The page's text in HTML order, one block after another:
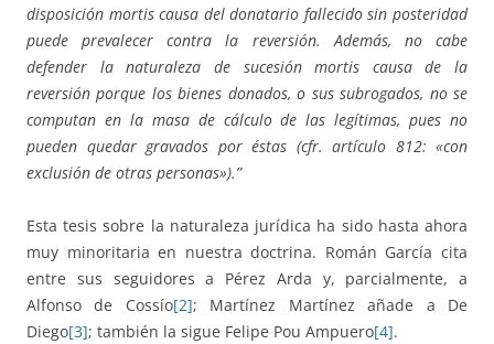
disposición mortis causa del donatario fallecido sin posteridad
puede prevalecer contra la reversión. Además, no cabe
defender la naturaleza de sucesión mortis causa de la
reversión porque los bienes donados, o sus subrogados, no se
computan en la masa de cálculo de las legítimas, pues no
pueden quedar gravados por éstas (cfr. artículo 812: «con
exclusión de otras personas»).”
Esta tesis sobre la naturaleza jurídica ha sido hasta ahora
muy minoritaria en nuestra doctrina. Román García cita
entre sus seguidores a Pérez Arda y, parcialmente, a
Alfonso de Cossío[2]; Martínez Martínez añade a De
Diego[3]; también la sigue Felipe Pou Ampuero[4].